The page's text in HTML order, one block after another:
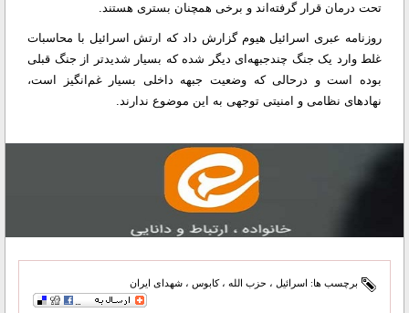
تحت درمان قرار گرفته‌اند و برخی همچنان بستری هستند.
روزنامه عبری اسرائیل هیوم گزارش داد که ارتش اسرائیل با محاسبات
غلط وارد یک جنگ چندجبهه‌ای دیگر شده که بسیار شدیدتر از جنگ قبلی
بوده است و درحالی که وضعیت جبهه داخلی بسیار غم‌انگیز است،
نهادهای نظامی و امنیتی توجهی به این موضوع ندارند.
برچسب ها: اسرائیل ، حزب الله ،کابوس ، شهدای ایران